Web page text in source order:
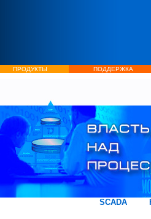
ПРОДУКТЫ ПОДДЕРЖКА
SCADA